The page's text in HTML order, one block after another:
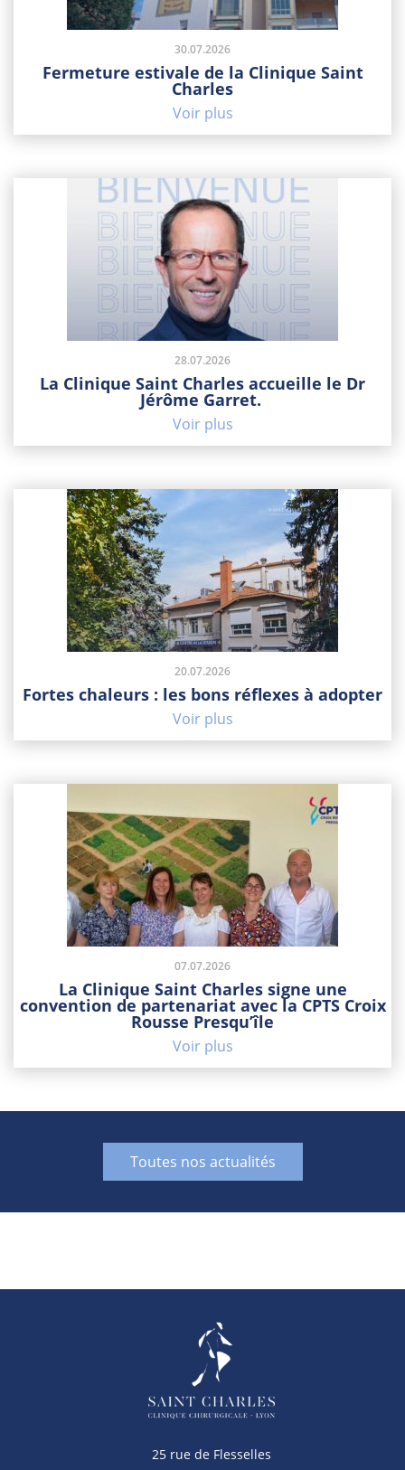
30.07.2026
Fermeture estivale de la Clinique Saint
Charles
Voir plus
28.07.2026
La Clinique Saint Charles accueille le Dr
Jérôme Garret.
Voir plus
20.07.2026
Fortes chaleurs : les bons réflexes à adopter
Voir plus
07.07.2026
La Clinique Saint Charles signe une
convention de partenariat avec la CPTS Croix
Rousse Presqu’île
Voir plus
Toutes nos actualités
25 rue de Flesselles